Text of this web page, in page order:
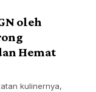
oleh
Hemat
kulinernya,